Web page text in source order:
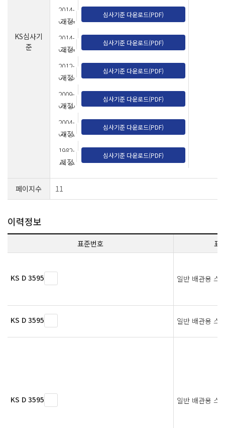
KS심사기
준
2014-
03-04
개정
심사기준 다운로드(PDF)
2014-
02-04
개정
심사기준 다운로드(PDF)
2012-
07-23
개정
심사기준 다운로드(PDF)
2009-
09-10
개정
심사기준 다운로드(PDF)
2004-
08-31
개정
심사기준 다운로드(PDF)
1982-
12-21
제정
심사기준 다운로드(PDF)
페이지수 11
이력정보
표준번호 표
KS D 3595 일반 배관용 스
KS D 3595 일반 배관용 스
KS D 3595 일반 배관용 스